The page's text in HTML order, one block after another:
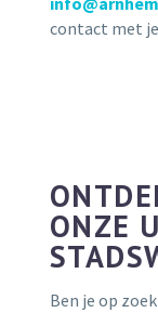
contact met
ONZE
Ben je op